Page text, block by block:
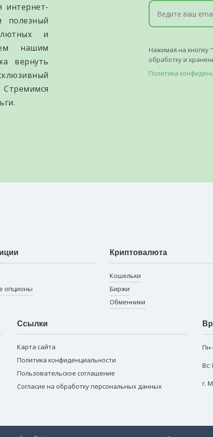
интернет-
полезный
и
нашим
вернуть
Нажимая на кнопку
обработку и
Политика
опционы
Криптовалюта
Кошельки
Биржи
Обменники
Ссылки
Карта сайта
Политика конфиденциальности
Пользовательское соглашение
Согласие на обработку персональных данных
г.